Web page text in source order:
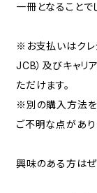
一冊となることで
※お支払いはクレ
JCB）及びキャリ
ただけます。
※別の購入方法を
ご不明な点があり
興味のある方はぜ